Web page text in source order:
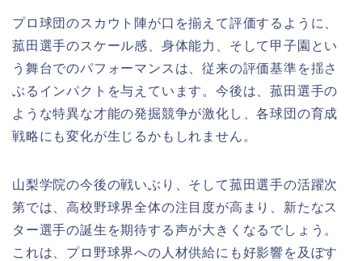
プロ球団のスカウト陣が口を揃えて評価するように、
菰田選手のスケール感、身体能力、そして甲子園とい
う舞台でのパフォーマンスは、従来の評価基準を揺さ
ぶるインパクトを与えています。今後は、菰田選手の
ような特異な才能の発掘競争が激化し、各球団の育成
戦略にも変化が生じるかもしれません。
山梨学院の今後の戦いぶり、そして菰田選手の活躍次
第では、高校野球界全体の注目度が高まり、新たなス
ター選手の誕生を期待する声が大きくなるでしょう。
これは、プロ野球界への人材供給にも好影響を及ぼす